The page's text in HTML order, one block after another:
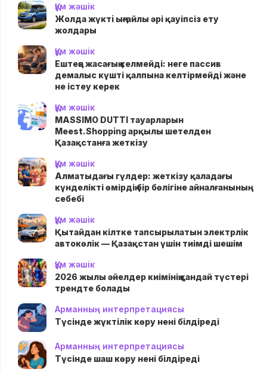
Құм жәшік
Жолда жүктi ыңғайлы әрі қауіпсіз ету
жолдары
Құм жәшік
Ештеңе жасағың келмейді: неге пассив
демалыс күшті қалпына келтірмейді және
не істеу керек
Құм жәшік
MASSIMO DUTTI тауарларын
Meest.Shopping арқылы шетелден
Қазақстанға жеткізу
Құм жәшік
Алматыдағы гүлдер: жеткізу қаладағы
күнделікті өмірдің бір бөлігіне айналғанының
себебі
Құм жәшік
Қытайдан кілтке тапсырылатын электрлік
автокөлік — Қазақстан үшін тиімді шешім
Құм жәшік
2026 жылы әйелдер киімінің қандай түстері
трендте болады
Арманның интерпретациясы
Түсінде жүктілік көру нені білдіреді
Арманның интерпретациясы
Түсінде шаш көру нені білдіреді